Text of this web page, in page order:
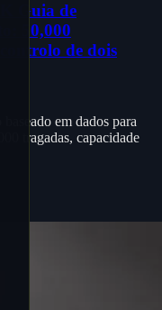
Guia de
50,000
de dois
baseado em dados para
tragadas, capacidade